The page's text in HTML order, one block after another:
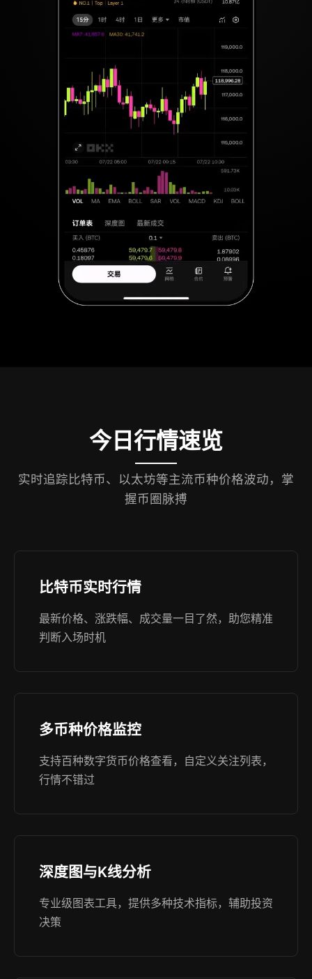
今日行情速览
实时追踪比特币、以太坊等主流币种价格波动，掌
握币圈脉搏
比特币实时行情
最新价格、涨跌幅、成交量一目了然，助您精准
判断入场时机
多币种价格监控
支持百种数字货币价格查看，自定义关注列表，
行情不错过
深度图与K线分析
专业级图表工具，提供多种技术指标，辅助投资
决策